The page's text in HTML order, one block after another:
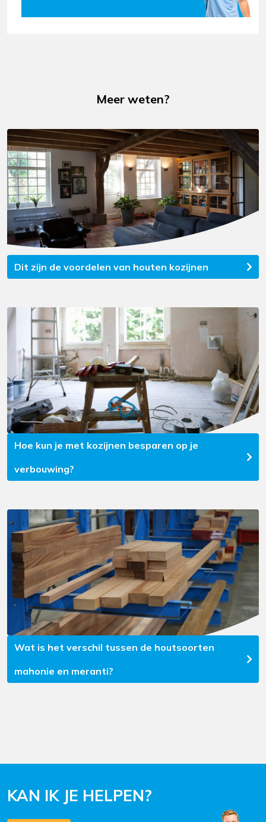
Meer weten?
Dit zijn de voordelen van houten kozijnen
Hoe kun je met kozijnen besparen op je
verbouwing?
Wat is het verschil tussen de houtsoorten
mahonie en meranti?
KAN IK JE HELPEN?